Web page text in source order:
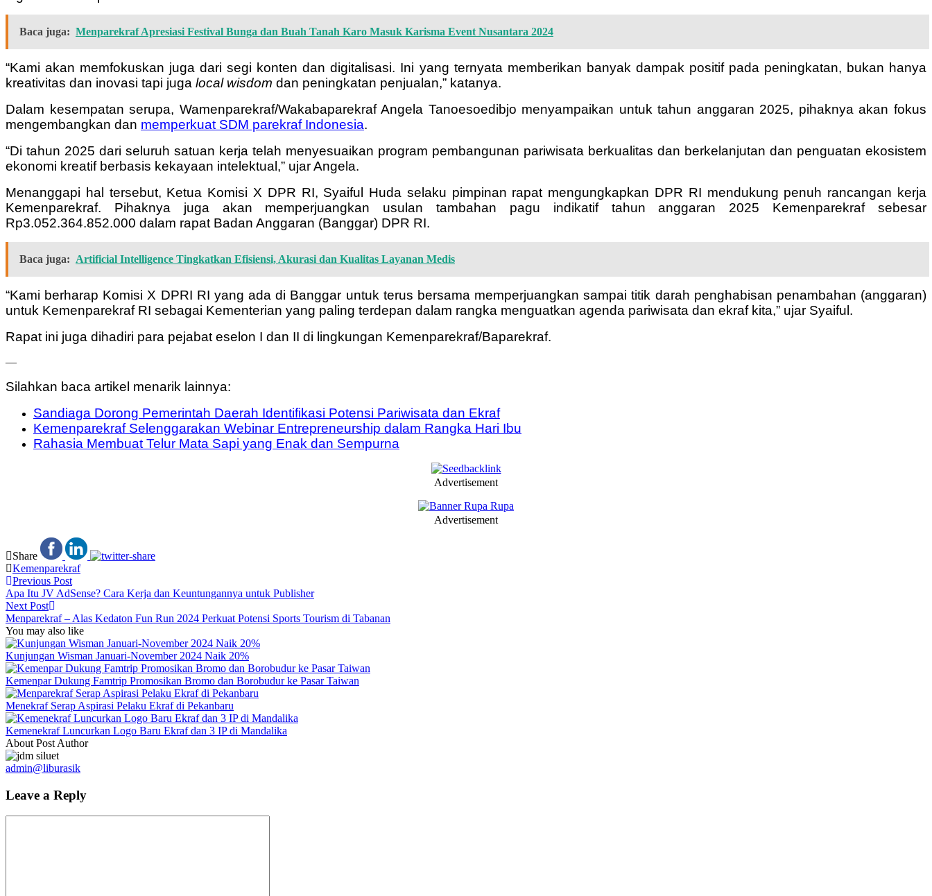
Baca juga: Menparekraf Apresiasi Festival Bunga dan Buah Tanah Karo Masuk Karisma Event Nusantara 2024
“Kami akan memfokuskan juga dari segi konten dan digitalisasi. Ini yang ternyata memberikan banyak dampak positif pada peningkatan, bukan hanya
kreativitas dan inovasi tapi juga local wisdom dan peningkatan penjualan,” katanya.
Dalam kesempatan serupa, Wamenparekraf/Wakabaparekraf Angela Tanoesoedibjo menyampaikan untuk tahun anggaran 2025, pihaknya akan fokus
mengembangkan dan memperkuat SDM parekraf Indonesia.
“Di tahun 2025 dari seluruh satuan kerja telah menyesuaikan program pembangunan pariwisata berkualitas dan berkelanjutan dan penguatan ekosistem
ekonomi kreatif berbasis kekayaan intelektual,” ujar Angela.
Menanggapi hal tersebut, Ketua Komisi X DPR RI, Syaiful Huda selaku pimpinan rapat mengungkapkan DPR RI mendukung penuh rancangan kerja
Kemenparekraf. Pihaknya juga akan memperjuangkan usulan tambahan pagu indikatif tahun anggaran 2025 Kemenparekraf sebesar
Rp3.052.364.852.000 dalam rapat Badan Anggaran (Banggar) DPR RI.
Baca juga: Artificial Intelligence Tingkatkan Efisiensi, Akurasi dan Kualitas Layanan Medis
“Kami berharap Komisi X DPRI RI yang ada di Banggar untuk terus bersama memperjuangkan sampai titik darah penghabisan penambahan (anggaran)
untuk Kemenparekraf RI sebagai Kementerian yang paling terdepan dalam rangka menguatkan agenda pariwisata dan ekraf kita,” ujar Syaiful.
Rapat ini juga dihadiri para pejabat eselon I dan II di lingkungan Kemenparekraf/Baparekraf.
—
Silahkan baca artikel menarik lainnya:
Sandiaga Dorong Pemerintah Daerah Identifikasi Potensi Pariwisata dan Ekraf
Kemenparekraf Selenggarakan Webinar Entrepreneurship dalam Rangka Hari Ibu
Rahasia Membuat Telur Mata Sapi yang Enak dan Sempurna
Advertisement
Advertisement
Share
Kemenparekraf
Previous Post
Apa Itu JV AdSense? Cara Kerja dan Keuntungannya untuk Publisher
Next Post
Menparekraf – Alas Kedaton Fun Run 2024 Perkuat Potensi Sports Tourism di Tabanan
You may also like
Kunjungan Wisman Januari-November 2024 Naik 20%
Kemenpar Dukung Famtrip Promosikan Bromo dan Borobudur ke Pasar Taiwan
Menekraf Serap Aspirasi Pelaku Ekraf di Pekanbaru
Kemenekraf Luncurkan Logo Baru Ekraf dan 3 IP di Mandalika
About Post Author
admin@liburasik
Leave a Reply